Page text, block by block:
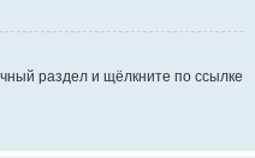
раздел и щёлкните по ссылке